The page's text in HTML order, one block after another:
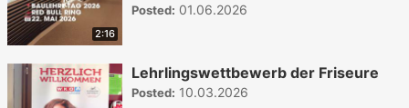
2:16
Posted: 01.06.2026
Lehrlingswettbewerb der Friseure
Posted: 10.03.2026